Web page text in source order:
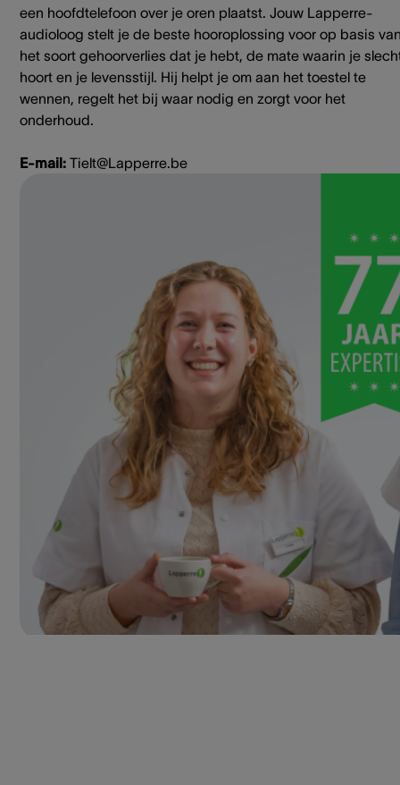
een hoofdtelefoon over je oren plaatst. Jouw Lapperre-
audioloog stelt je de beste hooroplossing voor op basis
het soort gehoorverlies dat je hebt, de mate waarin je
hoort en je levensstijl. Hij helpt je om aan het toestel te
wennen, regelt het bij waar nodig en zorgt voor het
onderhoud.
E-mail: Tielt@Lapperre.be